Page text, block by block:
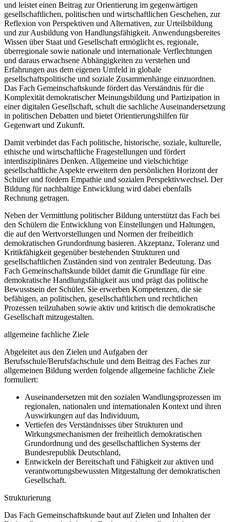
und leistet einen Beitrag zur Orientierung im gegenwärtigen
gesellschaftlichen, politischen und wirtschaftlichen Geschehen, zur
Reflexion von Perspektiven und Alternativen, zur Urteilsbildung
und zur Ausbildung von Handlungsfähigkeit. Anwendungsbereites
Wissen über Staat und Gesellschaft ermöglicht es, regionale,
überregionale sowie nationale und internationale Verflechtungen
und daraus erwachsene Abhängigkeiten zu verstehen und
Erfahrungen aus dem eigenen Umfeld in globale
gesellschaftspolitische und soziale Zusammenhänge einzuordnen.
Das Fach Gemeinschaftskunde fördert das Verständnis für die
Komplexität demokratischer Meinungsbildung und Partizipation in
einer digitalen Gesellschaft, schult die sachliche Auseinandersetzung
in politischen Debatten und bietet Orientierungshilfen für
Gegenwart und Zukunft.
Damit verbindet das Fach politische, historische, soziale, kulturelle,
ethische und wirtschaftliche Fragestellungen und fördert
interdisziplinäres Denken. Allgemeine und vielschichtige
gesellschaftliche Aspekte erweitern den persönlichen Horizont der
Schüler und fördern Empathie und sozialen Perspektivwechsel. Der
Bildung für nachhaltige Entwicklung wird dabei ebenfalls
Rechnung getragen.
Neben der Vermittlung politischer Bildung unterstützt das Fach bei
den Schülern die Entwicklung von Einstellungen und Haltungen,
die auf den Wertvorstellungen und Normen der freiheitlich
demokratischen Grundordnung basieren. Akzeptanz, Toleranz und
Kritikfähigkeit gegenüber bestehenden Strukturen und
gesellschaftlichen Zuständen sind von zentraler Bedeutung. Das
Fach Gemeinschaftskunde bildet damit die Grundlage für eine
demokratische Handlungsfähigkeit aus und prägt das politische
Bewusstsein der Schüler. Sie erwerben Kompetenzen, die sie
befähigen, an politischen, gesellschaftlichen und rechtlichen
Prozessen teilzuhaben sowie aktiv und kritisch die demokratische
Gesellschaft mitzugestalten.
allgemeine fachliche Ziele
Abgeleitet aus den Zielen und Aufgaben der
Berufsschule/Berufsfachschule und dem Beitrag des Faches zur
allgemeinen Bildung werden folgende allgemeine fachliche Ziele
formuliert:
Auseinandersetzen mit den sozialen Wandlungsprozessen im
regionalen, nationalen und internationalen Kontext und ihren
Auswirkungen auf das Individuum,
Vertiefen des Verständnisses über Strukturen und
Wirkungsmechanismen der freiheitlich demokratischen
Grundordnung und des gesellschaftlichen Systems der
Bundesrepublik Deutschland,
Entwickeln der Bereitschaft und Fähigkeit zur aktiven und
verantwortungsbewussten Mitgestaltung der demokratischen
Gesellschaft.
Strukturierung
Das Fach Gemeinschaftskunde baut auf Zielen und Inhalten der